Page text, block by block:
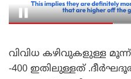
വിവിധ കഴിവുകളുള്ള
-400 ഇതിലുള്ളത്